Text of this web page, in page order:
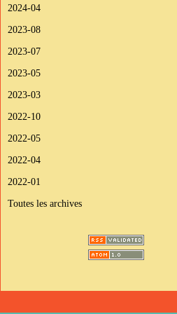
2024-04
2023-08
2023-07
2023-05
2023-03
2022-10
2022-05
2022-04
2022-01
Toutes les archives